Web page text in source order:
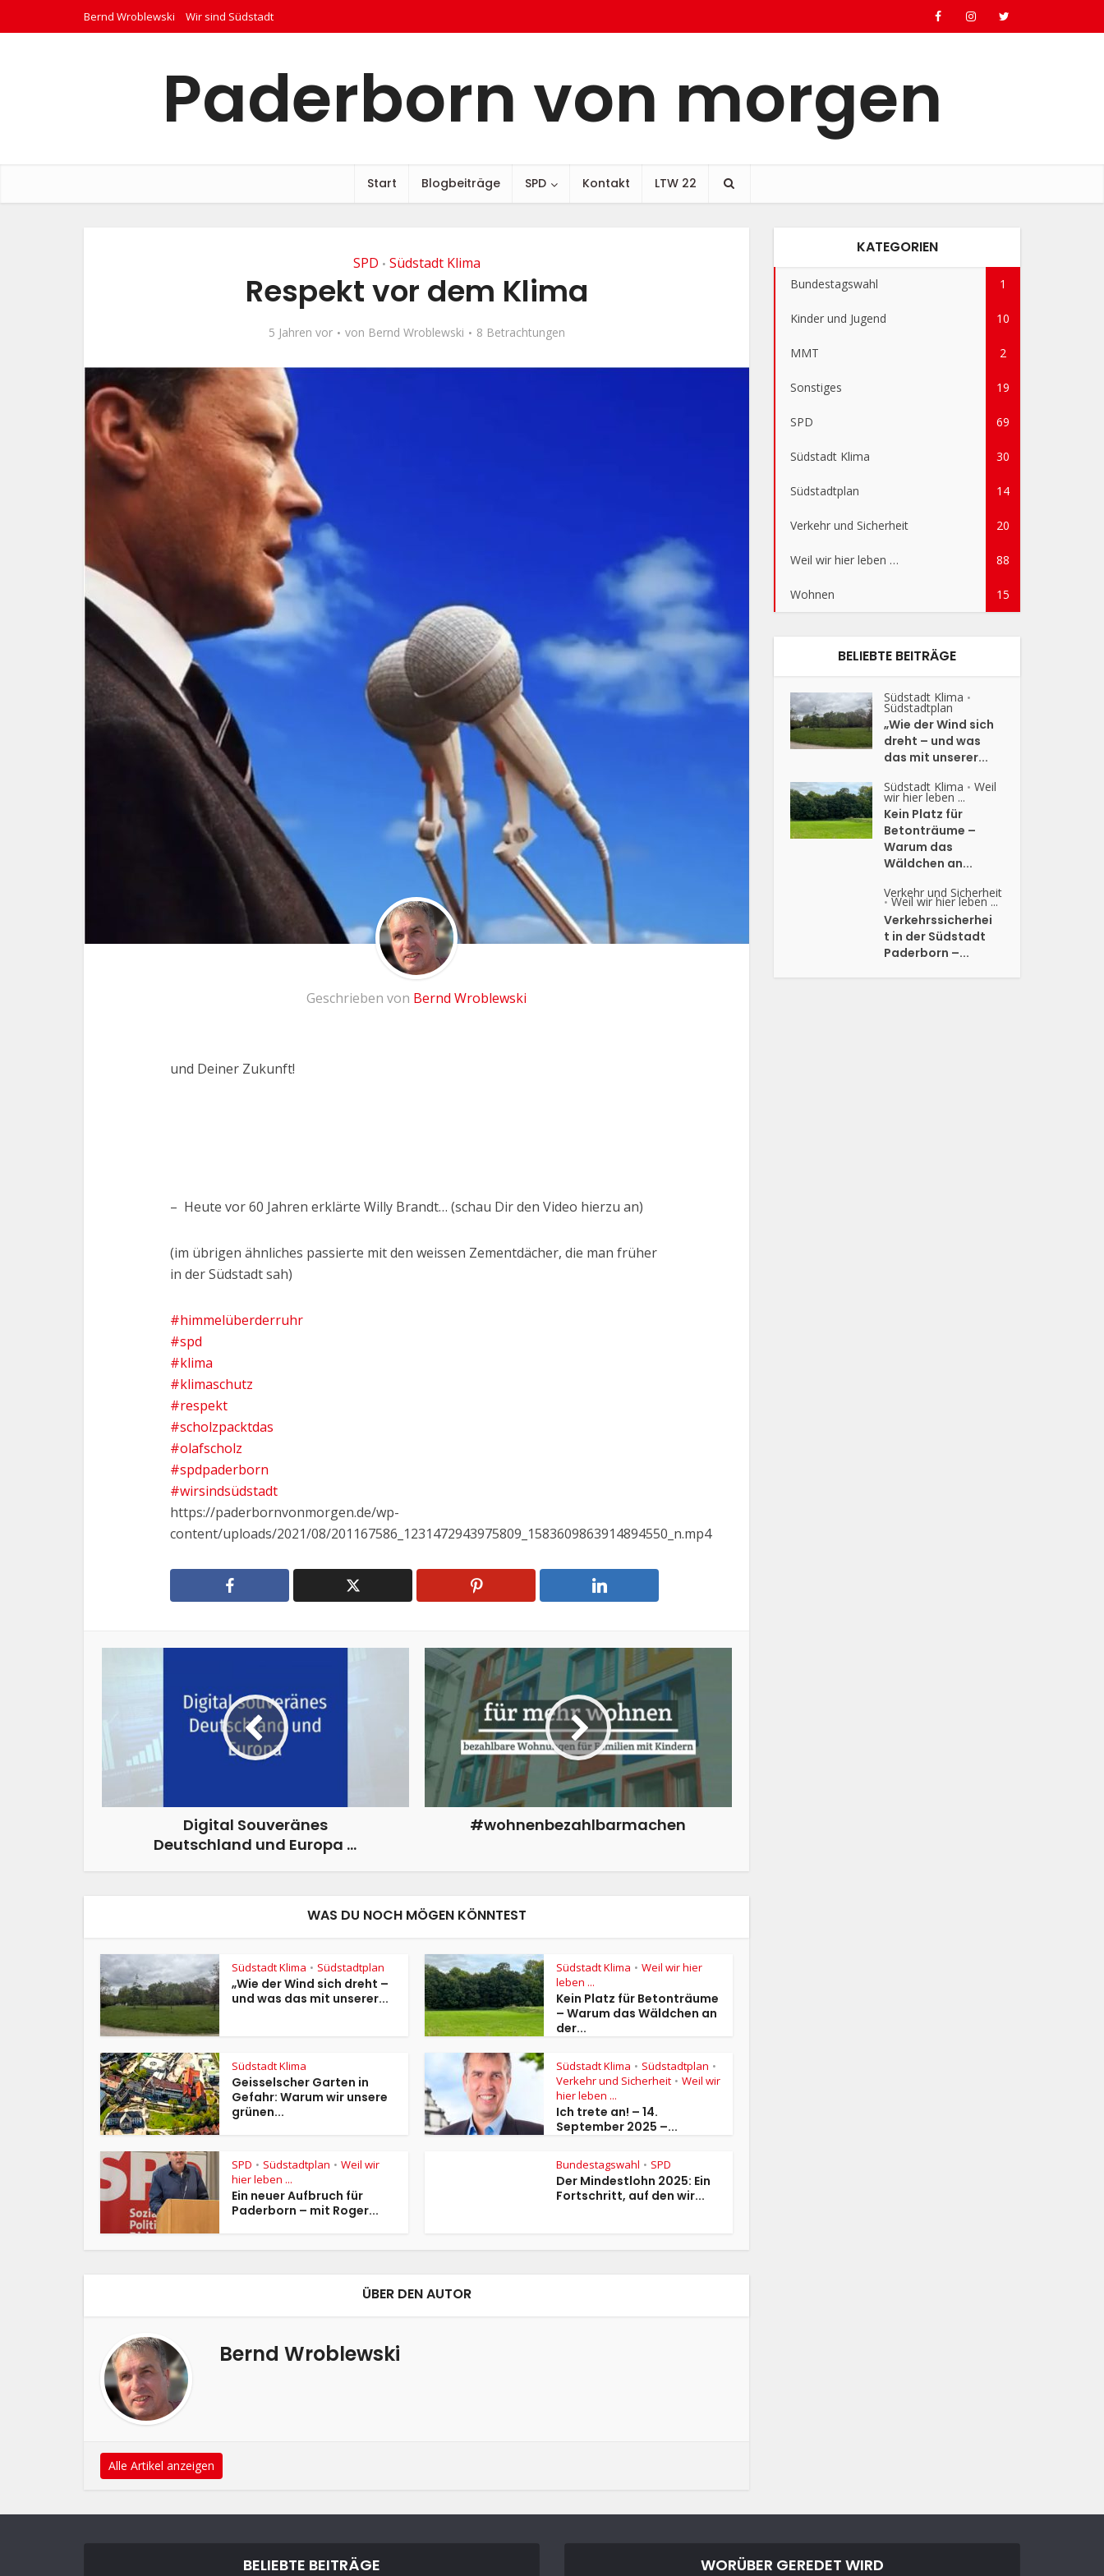
Bernd Wroblewski Wir sind Südstadt
Paderborn von morgen
Start Blogbeiträge SPD Kontakt LTW 22
SPD • Südstadt Klima
Respekt vor dem Klima
5 Jahren vor von Bernd Wroblewski 8 Betrachtungen
Geschrieben von Bernd Wroblewski
und Deiner Zukunft!
– Heute vor 60 Jahren erklärte Willy Brandt… (schau Dir den Video hierzu an)
(im übrigen ähnliches passierte mit den weissen Zementdächer, die man früher
in der Südstadt sah)
#himmelüberderruhr
#spd
#klima
#klimaschutz
#respekt
#scholzpacktdas
#olafscholz
#spdpaderborn
#wirsindsüdstadt
https://paderbornvonmorgen.de/wp-
content/uploads/2021/08/201167586_1231472943975809_1583609863914894550_n.mp4
Digital Souveränes
Deutschland und Europa …
#wohnenbezahlbarmachen
WAS DU NOCH MÖGEN KÖNNTEST
Südstadt Klima • Südstadtplan
„Wie der Wind sich dreht –
und was das mit unserer...
Südstadt Klima • Weil wir hier
leben ...
Kein Platz für Betonträume
– Warum das Wäldchen an
der...
Südstadt Klima
Geisselscher Garten in
Gefahr: Warum wir unsere
grünen...
Südstadt Klima • Südstadtplan •
Verkehr und Sicherheit • Weil wir
hier leben ...
Ich trete an! – 14.
September 2025 –...
SPD • Südstadtplan • Weil wir
hier leben ...
Ein neuer Aufbruch für
Paderborn – mit Roger...
Bundestagswahl • SPD
Der Mindestlohn 2025: Ein
Fortschritt, auf den wir...
ÜBER DEN AUTOR
Bernd Wroblewski
Alle Artikel anzeigen
KATEGORIEN
Bundestagswahl 1
Kinder und Jugend 10
MMT 2
Sonstiges 19
SPD 69
Südstadt Klima 30
Südstadtplan 14
Verkehr und Sicherheit 20
Weil wir hier leben … 88
Wohnen 15
BELIEBTE BEITRÄGE
Südstadt Klima •
Südstadtplan
„Wie der Wind sich
dreht – und was
das mit unserer...
Südstadt Klima • Weil
wir hier leben ...
Kein Platz für
Betonträume –
Warum das
Wäldchen an...
Verkehr und Sicherheit
• Weil wir hier leben ...
Verkehrssicherhei
t in der Südstadt
Paderborn –...
BELIEBTE BEITRÄGE WORÜBER GEREDET WIRD